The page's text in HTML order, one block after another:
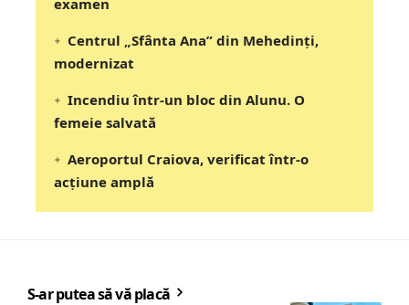
Centrul „Sfânta Ana” din Mehedinți,
modernizat
Incendiu într-un bloc din Alunu. O
femeie salvată
Aeroportul Craiova, verificat într-o
acțiune amplă
S-ar putea să vă placă